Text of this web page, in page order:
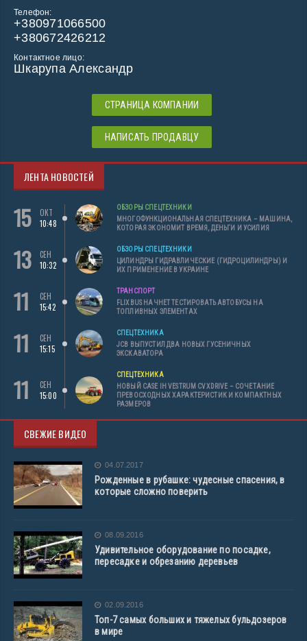
Телефон:
+380971066500
+380672426212
Контактное лицо:
Шкарупа Александр
СТРАНИЦА КОМПАНИИ
НАПИСАТЬ ПРОДАВЦУ
ЛЕНТА НОВОСТЕЙ
15
ОКТ
10:48
ОБЗОРЫ СПЕЦТЕХНИКИ
МНОГОФУНКЦИОНАЛЬНАЯ СПЕЦТЕХНИКА – МАШИНА,
КОТОРАЯ ЭКОНОМИТ ВРЕМЯ, ДЕНЬГИ И УСИЛИЯ
13
СЕН
10:32
ОБЗОРЫ СПЕЦТЕХНИКИ
ЦИЛИНДРЫ ГИДРАВЛИЧЕСКИЕ (ГИДРОЦИЛИНДРЫ) И
ИХ ПРИМЕНЕНИЕ В УКРАИНЕ
11
СЕН
15:42
ТРАНСПОРТ
FLIXBUS НАЧНЕТ ТЕСТИРОВАТЬ АВТОБУСЫ НА
ТОПЛИВНЫХ ЭЛЕМЕНТАХ
11
СЕН
15:15
СПЕЦТЕХНИКА
JCB ВЫПУСТИЛ ДВА НОВЫХ ГУСЕНИЧНЫХ
ЭКСКАВАТОРА
11
СЕН
15:00
СПЕЦТЕХНИКА
НОВЫЙ CASE IH VESTRUM CVXDRIVE – СОЧЕТАНИЕ
ПРЕВОСХОДНЫХ ХАРАКТЕРИСТИК И КОМПАКТНЫХ
РАЗМЕРОВ
СВЕЖИЕ ВИДЕО
04.07.2017
Рожденные в рубашке: чудесные спасения, в
которые сложно поверить
08.09.2016
Удивительное оборудование по посадке,
пересадке и обрезанию деревьев
02.09.2016
Топ-7 самых больших и тяжелых бульдозеров
в мире